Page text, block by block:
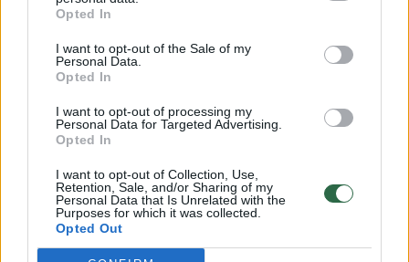
Opted In
I want to opt-out of the Sale of my
Personal Data.
Opted In
I want to opt-out of processing my
Personal Data for Targeted Advertising.
Opted In
I want to opt-out of Collection, Use,
Retention, Sale, and/or Sharing of my
Personal Data that Is Unrelated with the
Purposes for which it was collected.
Opted Out
„Jaunimo rinktinių Baltijos taurių formatas yra
toks įdomus, o šios kartos žaidėjai atstovauja
TOPLYGOS klubams, kurių jau po kelių dienų
vėl leisti tą pačią sudėtį ir galimai traumuoti
žaidėjus tikrai nesinori.
Viskas buvo paruošta, kad žaistų kiti žaidėjai,
pasirodytų, latviai irgi pakeitė dalį savo